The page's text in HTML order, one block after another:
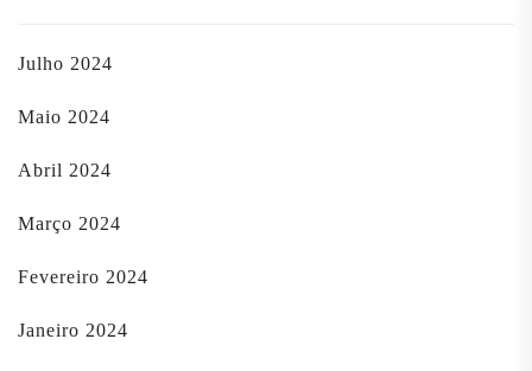
Julho 2024
Maio 2024
Abril 2024
Março 2024
Fevereiro 2024
Janeiro 2024